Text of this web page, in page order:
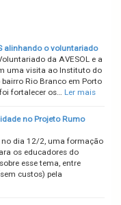
alinhando o voluntariado
da AVESOL e a
uma visita ao Instituto do
Rio Branco em Porto
fortalecer os… Ler mais
no Projeto Rumo
no dia 12/2, uma formação
os educadores do
esse tema, entre
custos) pela